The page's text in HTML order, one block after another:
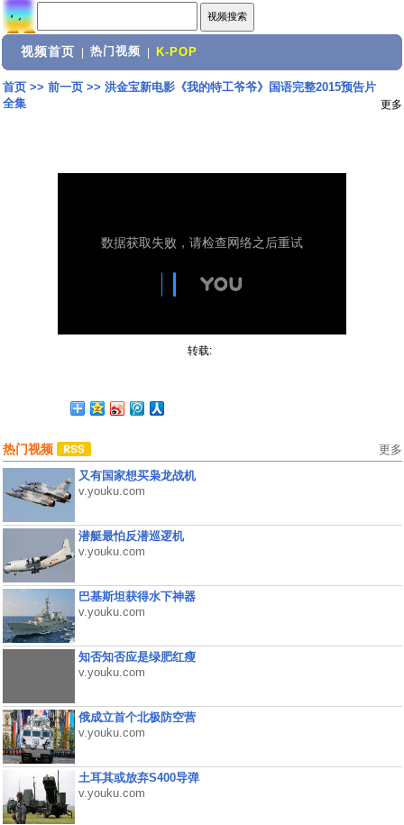
视频首页 热门视频 K-POP
首页>> 前一页>> 洪金宝新电影《我的特工爷爷》国语完整2015预告片
全集
更多
转载:
热门视频 更多
又有国家想买枭龙战机
v.youku.com
潜艇最怕反潜巡逻机
v.youku.com
巴基斯坦获得水下神器
v.youku.com
知否知否应是绿肥红瘦
v.youku.com
俄成立首个北极防空营
v.youku.com
土耳其或放弃S400导弹
v.youku.com